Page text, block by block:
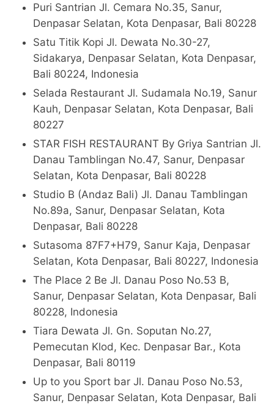
Puri Santrian Jl. Cemara No.35, Sanur,
Denpasar Selatan, Kota Denpasar, Bali 80228
Satu Titik Kopi Jl. Dewata No.30-27,
Sidakarya, Denpasar Selatan, Kota Denpasar,
Bali 80224, Indonesia
Selada Restaurant Jl. Sudamala No.19, Sanur
Kauh, Denpasar Selatan, Kota Denpasar, Bali
80227
STAR FISH RESTAURANT By Griya Santrian Jl.
Danau Tamblingan No.47, Sanur, Denpasar
Selatan, Kota Denpasar, Bali 80228
Studio B (Andaz Bali) Jl. Danau Tamblingan
No.89a, Sanur, Denpasar Selatan, Kota
Denpasar, Bali 80228
Sutasoma 87F7+H79, Sanur Kaja, Denpasar
Selatan, Kota Denpasar, Bali 80227, Indonesia
The Place 2 Be Jl. Danau Poso No.53 B,
Sanur, Denpasar Selatan, Kota Denpasar, Bali
80228, Indonesia
Tiara Dewata Jl. Gn. Soputan No.27,
Pemecutan Klod, Kec. Denpasar Bar., Kota
Denpasar, Bali 80119
Up to you Sport bar Jl. Danau Poso No.53,
Sanur, Denpasar Selatan, Kota Denpasar, Bali